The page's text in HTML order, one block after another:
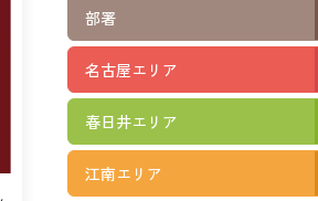
部署
名古屋エリア
春日井エリア
江南エリア